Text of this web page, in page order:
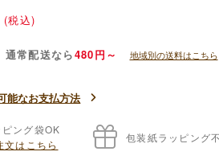
(税込)
通常配送なら480円～ 地域別の送料はこちら
能なお支払方法
ピング袋OK
文はこちら
包装紙ラッピング